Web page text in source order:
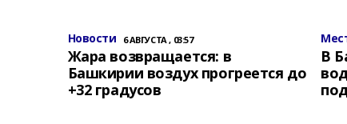
Новости 6 АВГУСТА , 03:57
Жара возвращается: в
Башкирии воздух прогреется до
+32 градусов
В